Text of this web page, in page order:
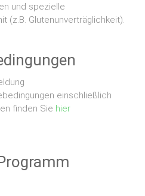
und spezielle
(z.B. Glutenunverträglichkeit).
einschließlich
finden Sie hier